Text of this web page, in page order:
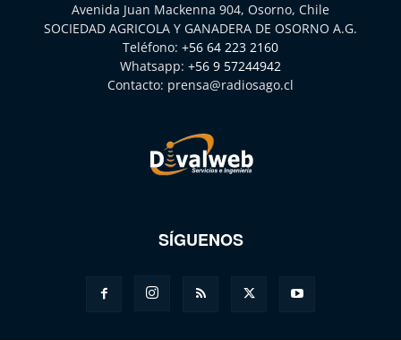
Avenida Juan Mackenna 904, Osorno, Chile
SOCIEDAD AGRICOLA Y GANADERA DE OSORNO A.G.
Teléfono: +56 64 223 2160
Whatsapp: +56 9 57244942
Contacto: prensa@radiosago.cl
SÍGUENOS